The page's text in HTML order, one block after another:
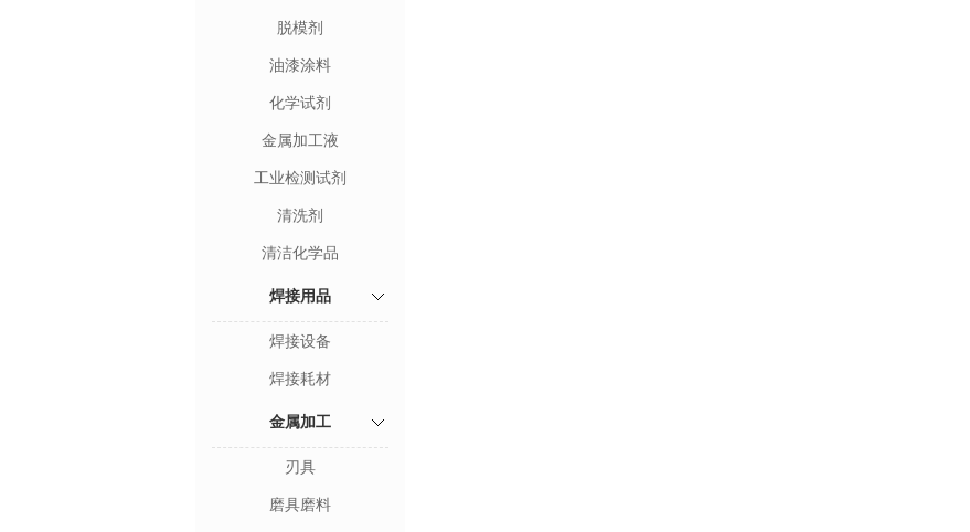
脱模剂
油漆涂料
化学试剂
金属加工液
工业检测试剂
清洗剂
清洁化学品
焊接用品
焊接设备
焊接耗材
金属加工
刃具
磨具磨料